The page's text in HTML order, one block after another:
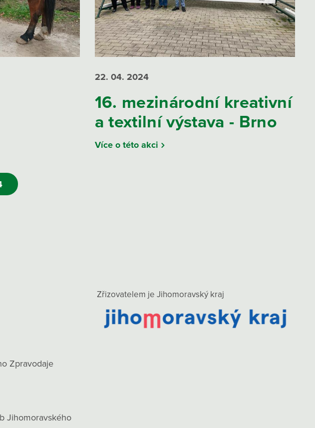
22. 04. 2024
16. mezinárodní kreativní
a textilní výstava - Brno
Více o této akci
Zpravodaje
Jihomoravského
Zřizovatelem je Jihomoravský kraj